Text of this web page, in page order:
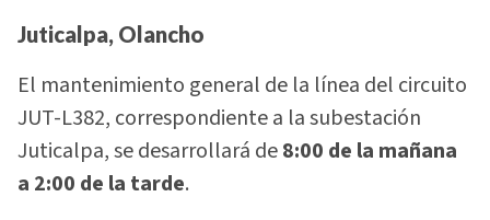
Juticalpa, Olancho
El mantenimiento general de la línea del circuito
JUT-L382, correspondiente a la subestación
Juticalpa, se desarrollará de8:00 de la mañana
a 2:00 de la tarde.